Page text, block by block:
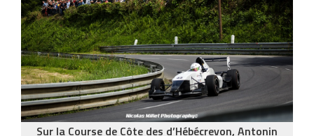
Sur la Course de Côte des d’Hébécrevon, Antonin